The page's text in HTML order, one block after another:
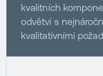
kvalitních
odvětví s
kvalitativními